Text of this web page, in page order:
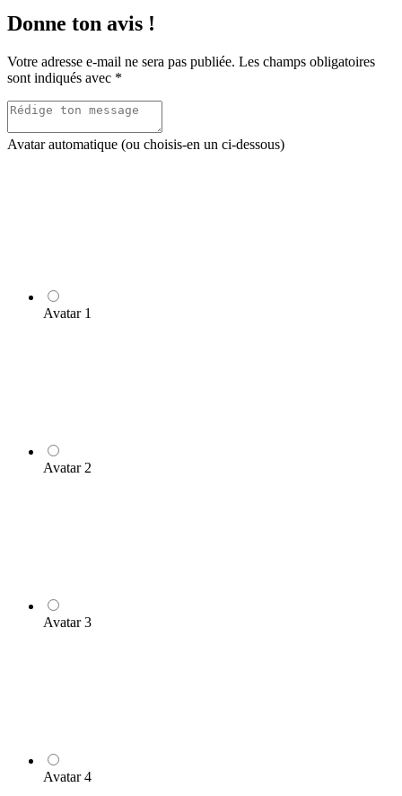
Donne ton avis !
Votre adresse e-mail ne sera pas publiée. Les champs obligatoires
sont indiqués avec *
Avatar automatique (ou choisis-en un ci-dessous)
Avatar 1
Avatar 2
Avatar 3
Avatar 4